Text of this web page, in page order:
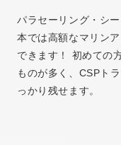
パラセーリング・シ
本では高額なマリン
できます！ 初めての
ものが多く、CSPト
っかり残せます。